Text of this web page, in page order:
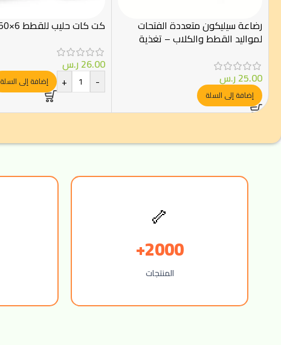
رضاعة سيليكون متعددة الفتحات
لمواليد القطط والكلاب – تغذية
25.00ر.س
إضافة إلى السلة
كت كات حليب للقطط 6×50 مل
26.00ر.س
-
+ إضافة إلى السلة
🦴
2000+
المنتجات